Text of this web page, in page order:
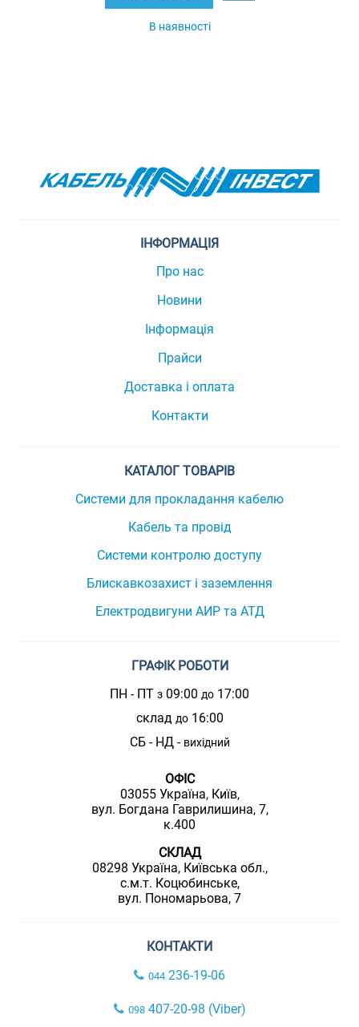
В наявності
ІНФОРМАЦІЯ
Про нас
Новини
Інформація
Прайси
Доставка і оплата
Контакти
КАТАЛОГ ТОВАРІВ
Системи для прокладання кабелю
Кабель та провід
Системи контролю доступу
Блискавкозахист і заземлення
Електродвигуни АИР та АТД
ГРАФІК РОБОТИ
ПН - ПТ з 09:00 до 17:00
склад до16:00
СБ - НД - вихідний
ОФІС
03055 Україна, Київ,
вул. Богдана Гаврилишина, 7,
к.400
СКЛАД
08298 Україна, Київська обл.,
с.м.т. Коцюбинське,
вул. Пономарьова, 7
КОНТАКТИ
044 236-19-06
098407-20-98 (Viber)